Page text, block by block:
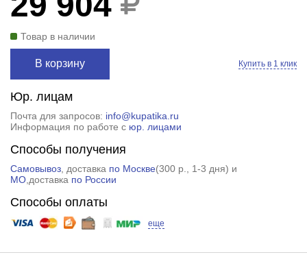
Товар в наличии
В корзину Купить в 1 клик
Юр. лицам
Почта для запросов: info@kupatika.ru
Информация по работе с юр. лицами
Способы получения
Самовывоз, доставка по Москве(300 р.
, 1-3 дня) и
МО,доставка по России
Способы оплаты
еще